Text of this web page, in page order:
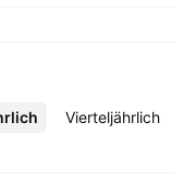
Vierteljährlich